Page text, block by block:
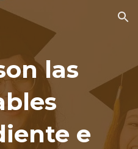
Skip to navigation
las
e